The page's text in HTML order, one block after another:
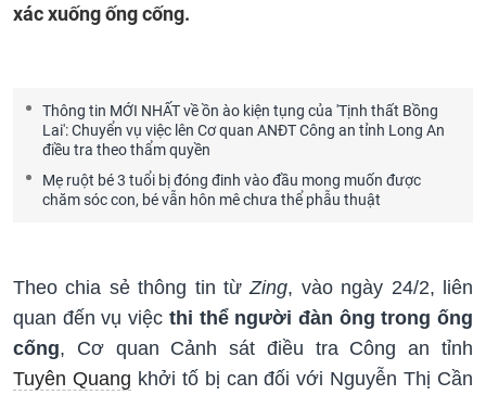
xác xuống ống cống.
Thông tin MỚI NHẤT về ồn ào kiện tụng của 'Tịnh thất Bồng
Lai': Chuyển vụ việc lên Cơ quan ANĐT Công an tỉnh Long An
điều tra theo thẩm quyền
Mẹ ruột bé 3 tuổi bị đóng đinh vào đầu mong muốn được
chăm sóc con, bé vẫn hôn mê chưa thể phẫu thuật
Theo chia sẻ thông tin từ Zing, vào ngày 24/2, liên
quan đến vụ việc thi thể người đàn ông trong ống
cống, Cơ quan Cảnh sát điều tra Công an tỉnh
Tuyên Quang khởi tố bị can đối với Nguyễn Thị Cần